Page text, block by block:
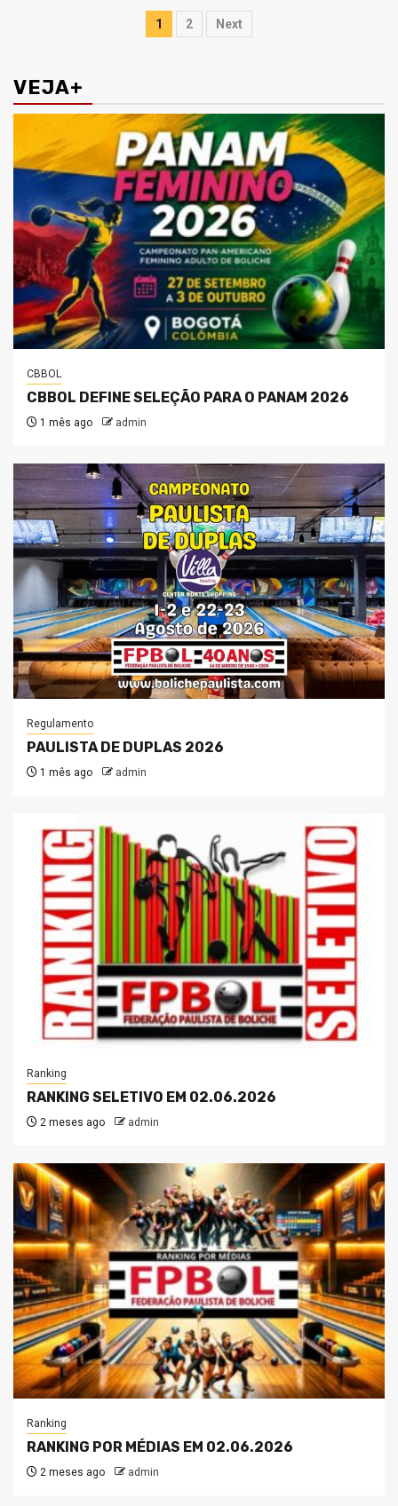
Paginação
1 2 Next
VEJA+
CBBOL
CBBOL DEFINE SELEÇÃO PARA O PANAM 2026
1 mês ago admin
Regulamento
PAULISTA DE DUPLAS 2026
1 mês ago admin
Ranking
RANKING SELETIVO EM 02.06.2026
2 meses ago admin
Ranking
RANKING POR MÉDIAS EM 02.06.2026
2 meses ago admin